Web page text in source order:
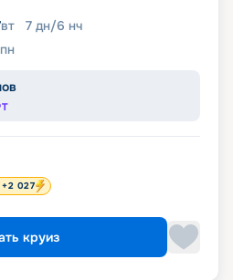
вт 7 дн/6 нч
пн
+2 027
круиз